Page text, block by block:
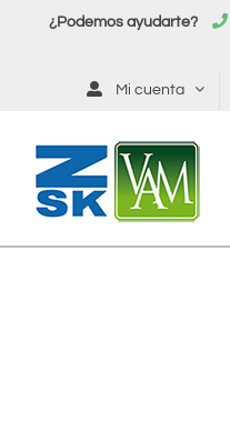
¿Podemos ayudarte?
Mi cuenta